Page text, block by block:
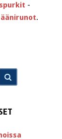
-
äänirunot.